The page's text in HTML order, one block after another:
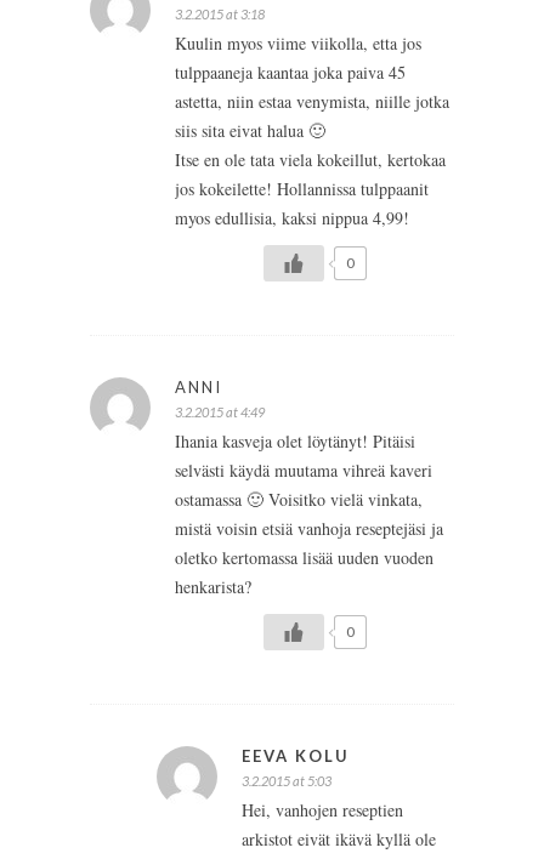
3.2.2015 at 3:18
Kuulin myos viime viikolla, etta jos
tulppaaneja kaantaa joka paiva 45
astetta, niin estaa venymista, niille jotka
siis sita eivat halua 🙂
Itse en ole tata viela kokeillut, kertokaa
jos kokeilette! Hollannissa tulppaanit
myos edullisia, kaksi nippua 4,99!
0
ANNI
3.2.2015 at 4:49
Ihania kasveja olet löytänyt! Pitäisi
selvästi käydä muutama vihreä kaveri
ostamassa 🙂 Voisitko vielä vinkata,
mistä voisin etsiä vanhoja reseptejäsi ja
oletko kertomassa lisää uuden vuoden
henkarista?
0
EEVA KOLU
3.2.2015 at 5:03
Hei, vanhojen reseptien
arkistot eivät ikävä kyllä ole